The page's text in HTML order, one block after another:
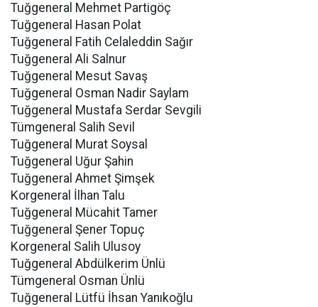
Tuğgeneral Mehmet Partigöç
Tuğgeneral Hasan Polat
Tuğgeneral Fatih Celaleddin Sağır
Tuğgeneral Ali Salnur
Tuğgeneral Mesut Savaş
Tuğgeneral Osman Nadir Saylam
Tuğgeneral Mustafa Serdar Sevgili
Tümgeneral Salih Sevil
Tuğgeneral Murat Soysal
Tuğgeneral Uğur Şahin
Tuğgeneral Ahmet Şimşek
Korgeneral İlhan Talu
Tuğgeneral Mücahit Tamer
Tuğgeneral Şener Topuç
Korgeneral Salih Ulusoy
Tuğgeneral Abdülkerim Ünlü
Tümgeneral Osman Ünlü
Tuğgeneral Lütfü İhsan Yanıkoğlu